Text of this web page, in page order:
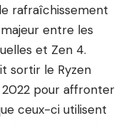
rafraîchissement
entre les
et Zen 4.
sortir le Ryzen
pour affronter
ceux-ci utilisent